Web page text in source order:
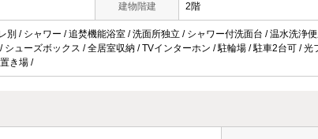
建物階建 2階
別 / シャワー / 追焚機能浴室 / 洗面所独立 / シャワー付洗面台 / 温水洗浄
シューズボックス / 全居室収納 / TVインターホン / 駐輪場 / 駐車2台可 /
き場 /